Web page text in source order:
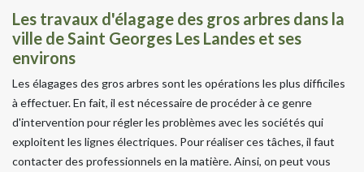
Les travaux d'élagage des gros arbres dans la
ville de Saint Georges Les Landes et ses
environs
Les élagages des gros arbres sont les opérations les plus difficiles
à effectuer. En fait, il est nécessaire de procéder à ce genre
d'intervention pour régler les problèmes avec les sociétés qui
exploitent les lignes électriques. Pour réaliser ces tâches, il faut
contacter des professionnels en la matière. Ainsi, on peut vous